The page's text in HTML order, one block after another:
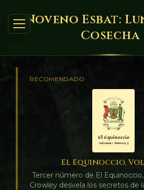
Noveno Esbat:
Cosecha
RECOMENDADO
El Equinoccio, Vol
Tercer número de El
Crowley desvela los secretos de